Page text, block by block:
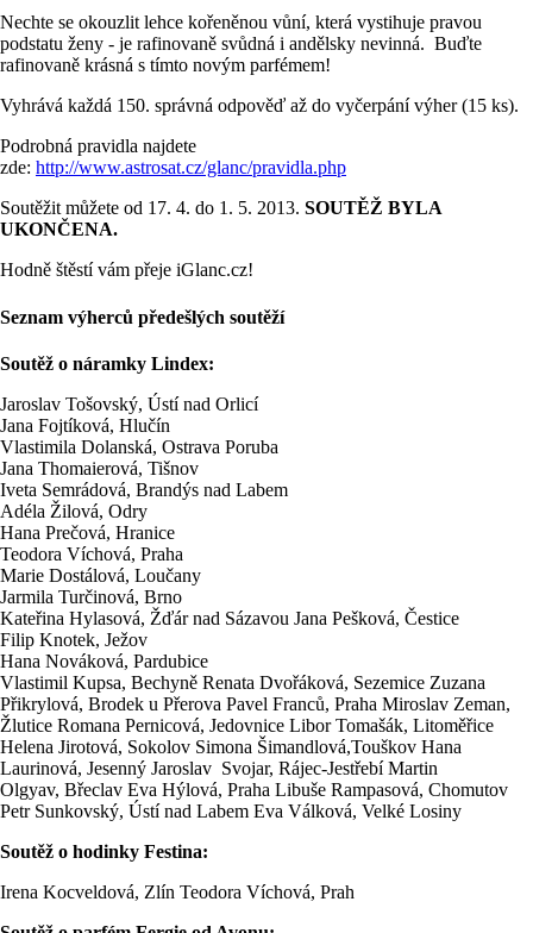
Nechte se okouzlit lehce kořeněnou vůní, která vystihuje pravou
podstatu ženy - je rafinovaně svůdná i andělsky nevinná. Buďte
rafinovaně krásná s tímto novým parfémem!
Vyhrává každá 150. správná odpověď až do vyčerpání výher (15 ks).
Podrobná pravidla najdete
zde: http://www.astrosat.cz/glanc/pravidla.php
Soutěžit můžete od 17. 4. do 1. 5. 2013. SOUTĚŽ BYLA
UKONČENA.
Hodně štěstí vám přeje iGlanc.cz!
Seznam výherců předešlých soutěží
Soutěž o náramky Lindex:
Jaroslav Tošovský, Ústí nad Orlicí
Jana Fojtíková, Hlučín
Vlastimila Dolanská, Ostrava Poruba
Jana Thomaierová, Tišnov
Iveta Semrádová, Brandýs nad Labem
Adéla Žilová, Odry
Hana Prečová, Hranice
Teodora Víchová, Praha
Marie Dostálová, Loučany
Jarmila Turčinová, Brno
Kateřina Hylasová, Žďár nad Sázavou Jana Pešková, Čestice
Filip Knotek, Ježov
Hana Nováková, Pardubice
Vlastimil Kupsa, Bechyně Renata Dvořáková, Sezemice Zuzana
Přikrylová, Brodek u Přerova Pavel Franců, Praha Miroslav Zeman,
Žlutice Romana Pernicová, Jedovnice Libor Tomašák, Litoměřice
Helena Jirotová, Sokolov Simona Šimandlová,Touškov Hana
Laurinová, Jesenný Jaroslav Svojar, Rájec-Jestřebí Martin
Olgyav, Břeclav Eva Hýlová, Praha Libuše Rampasová, Chomutov
Petr Sunkovský, Ústí nad Labem Eva Válková, Velké Losiny
Soutěž o hodinky Festina:
Irena Kocveldová, Zlín Teodora Víchová, Prah